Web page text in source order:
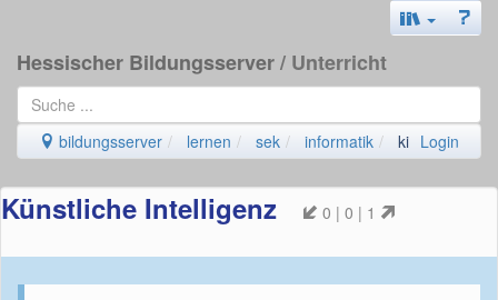
Hessischer Bildungsserver/ Unterricht
bildungsserver lernen sek informatik ki Login
Künstliche Intelligenz 0 | 0 | 1